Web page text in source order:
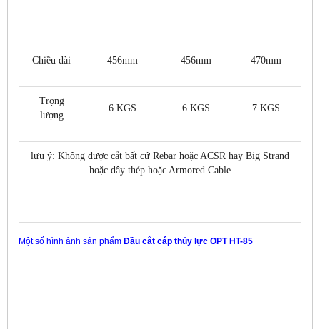
Chiều dài 456mm 456mm 470mm
Trọng
lượng
6 KGS 6 KGS 7 KGS
lưu ý: Không được cắt bất cứ Rebar hoặc ACSR hay Big Strand
hoặc dây thép hoặc Armored Cable
Một số hình ảnh sản phẩm Đầu cắt cáp thủy lực OPT HT-85